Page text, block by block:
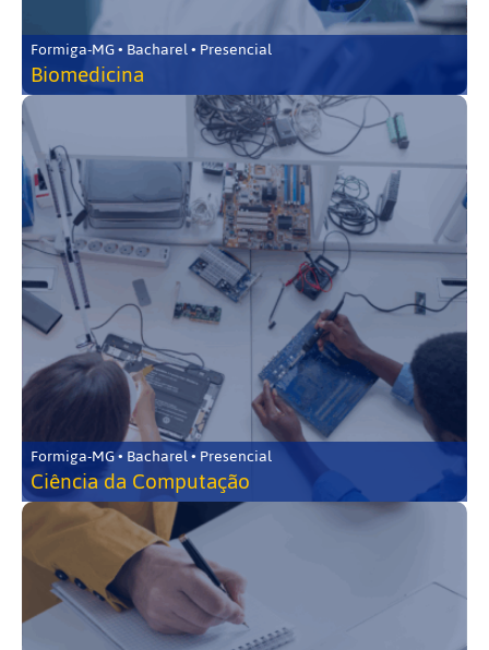
Formiga-MG • Bacharel • Presencial
Biomedicina
Formiga-MG • Bacharel • Presencial
Ciência da Computação